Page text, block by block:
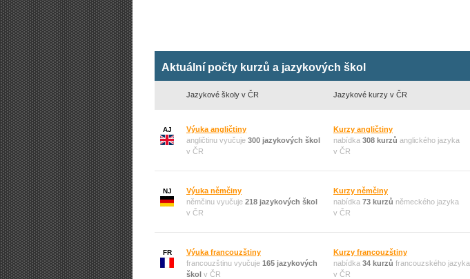
Aktuální počty kurzů a jazykových škol
Jazykové školy v ČR Jazykové kurzy v ČR
AJ
Výuka angličtiny
angličtinu vyučuje 300 jazykových škol
v ČR
Kurzy angličtiny
nabídka 308 kurzů anglického jazyka
v ČR
NJ
Výuka němčiny
němčinu vyučuje 218 jazykových škol
v ČR
Kurzy němčiny
nabídka 73 kurzů německého jazyka
v ČR
FR
Výuka francouzštiny
francouzštinu vyučuje 165 jazykových
škol v ČR
Kurzy francouzštiny
nabídka 34 kurzů francouzského jazyka
v ČR